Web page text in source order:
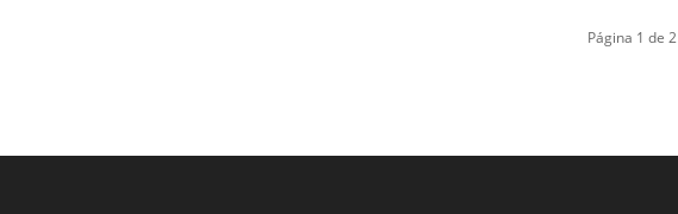
Página 1 de 2